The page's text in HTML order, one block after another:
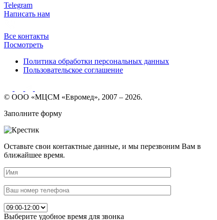
Telegram
Написать нам
Все контакты
Посмотреть
Политика обработки персональных данных
Пользовательское соглашение
© ООО «МЦСМ «Евромед», 2007 – 2026.
Заполните форму
Оставьте свои контактные данные, и мы перезвоним Вам в
ближайшее время.
Выберите удобное время для звонка